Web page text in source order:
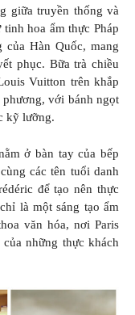
giữa truyền thống và
hoa ẩm thực Pháp
Hàn Quốc, mang
phục. Bữa trà chiều
Vuitton trên khắp
với bánh ngọt
kỹ lưỡng.
ở bàn tay của bếp
các tên tuổi danh
để tạo nên thực
là một sáng tạo ẩm
văn hóa, nơi Paris
những thực khách